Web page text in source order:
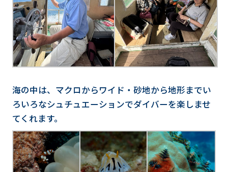
海の中は、マクロからワイド・砂地から地形までい
ろいろなシュチュエーションでダイバーを楽しませ
てくれます。